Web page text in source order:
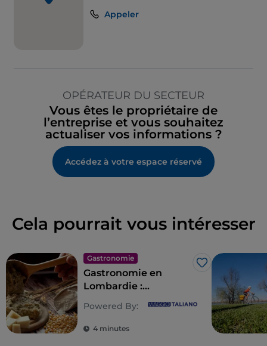
Appeler
OPÉRATEUR DU SECTEUR
Vous êtes le propriétaire de
l’entreprise et vous souhaitez
actualiser vos informations ?
Accédez à votre espace réservé
Cela pourrait vous intéresser
Gastronomie
J’aime
Gastronomie en
Lombardie :
beaucoup d'âmes
pour un délice de
saveurs
Powered By:
4 minutes